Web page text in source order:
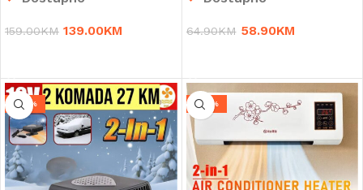
159.00KM 139.00KM 64.90KM 58.90KM
-40% -24%